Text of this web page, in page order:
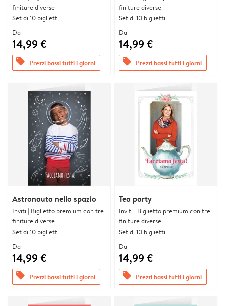
finiture diverse
Set di 10 biglietti
Da
14,99 €
offers Prezzi bassi tutti i giorni
finiture diverse
Set di 10 biglietti
Da
14,99 €
offers Prezzi bassi tutti i giorni
Astronauta nello spazio
Inviti | Biglietto premium con tre
finiture diverse
Set di 10 biglietti
Da
14,99 €
offers Prezzi bassi tutti i giorni
Tea party
Inviti | Biglietto premium con tre
finiture diverse
Set di 10 biglietti
Da
14,99 €
offers Prezzi bassi tutti i giorni